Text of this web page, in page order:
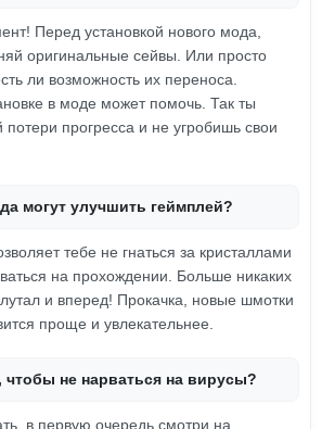
Перед установкой нового мода,
оригинальные сейвы. Или просто
ли возможность их переноса.
в моде может помочь. Так ты
потери прогресса и не угробишь свои
могут улучшить геймплей?
тебе не гнаться за кристаллами
на прохождении. Больше никаких
и вперед! Прокачка, новые шмотки
проще и увлекательнее.
чтобы не нарваться на вирусы?
в первую очередь смотри на